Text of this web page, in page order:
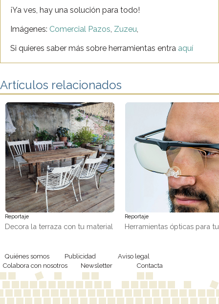
¡Ya ves, hay una solución para todo!
Imágenes: Comercial Pazos, Zuzeu,
Si quieres saber más sobre herramientas entra aquí
Artículos relacionados
Reportaje
Decora la terraza con tu material
Reportaje
Herramientas ópticas para
Quiénes somos Publicidad
Aviso legal
Colabora con nosotros
Newsletter Contacta